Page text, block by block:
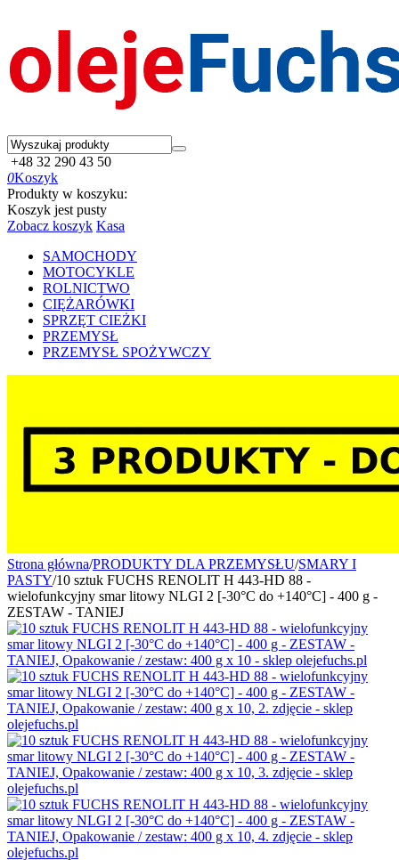
+48 32 290 43 50
0Koszyk
Produkty w koszyku:
Koszyk jest pusty
Zobacz koszyk Kasa
SAMOCHODY
MOTOCYKLE
ROLNICTWO
CIĘŻARÓWKI
SPRZĘT CIEŻKI
PRZEMYSŁ
PRZEMYSŁ SPOŻYWCZY
Strona główna/PRODUKTY DLA PRZEMYSŁU/SMARY I
PASTY/10 sztuk FUCHS RENOLIT H 443-HD 88 -
wielofunkcyjny smar litowy NLGI 2 [-30°C do +140°C] - 400 g -
ZESTAW - TANIEJ